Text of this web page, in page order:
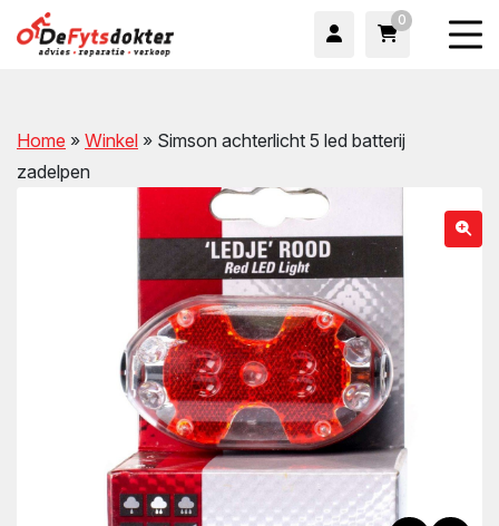
0
Home » Winkel » Simson achterlicht 5 led batterij
zadelpen